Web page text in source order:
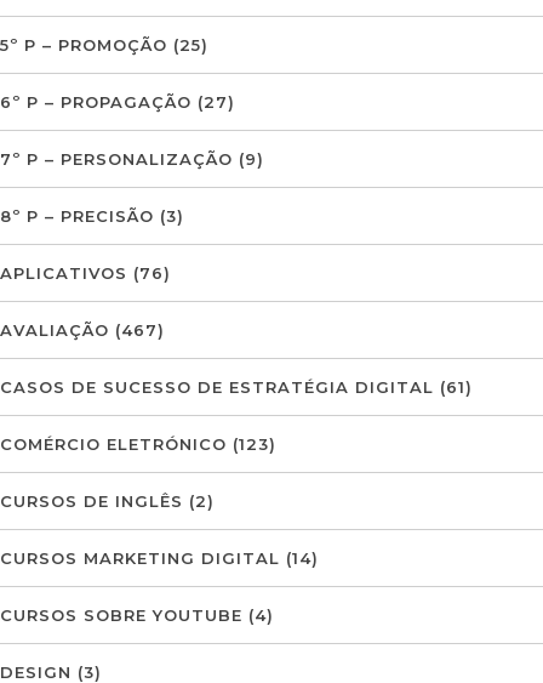
5º P – PROMOÇÃO (25)
6º P – PROPAGAÇÃO (27)
7º P – PERSONALIZAÇÃO (9)
8º P – PRECISÃO (3)
APLICATIVOS (76)
AVALIAÇÃO (467)
CASOS DE SUCESSO DE ESTRATÉGIA DIGITAL (61)
COMÉRCIO ELETRÓNICO (123)
CURSOS DE INGLÊS (2)
CURSOS MARKETING DIGITAL (14)
CURSOS SOBRE YOUTUBE (4)
DESIGN (3)